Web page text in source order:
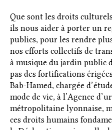
Que sont les droits
ils nous aider à porter un
publics, pour les rendre
nos efforts collectifs de
à musique du jardin public
pas des fortifications
Bab-Hamed, chargée
mode de vie, à l’Agence
métropolitaine lyonnaise,
ces droits humains